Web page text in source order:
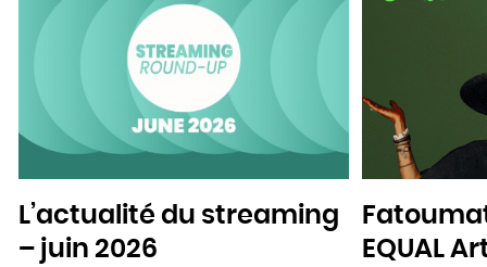
L’actualité du streaming
– juin 2026
EQUAL